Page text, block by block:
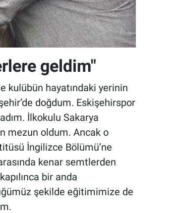
geldim"
kulübün hayatındaki yerinin
doğdum. Eskişehirspor
İlkokulu Sakarya
mezun oldum. Ancak o
İngilizce Bölümü’ne
kenar semtlerden
bir anda
şekilde eğitimimize de